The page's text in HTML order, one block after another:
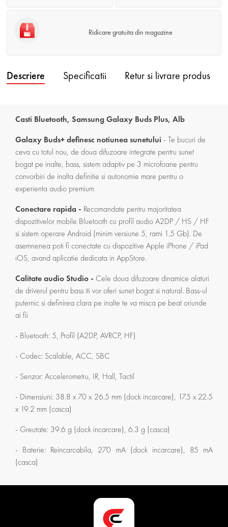
Ridicare gratuita din magazine
Descriere Specificatii Retur si livrare produs
Casti Bluetooth, Samsung Galaxy Buds Plus, Alb
Galaxy Buds+ definesc notiunea sunetului - Te bucuri de
ceva cu totul nou, de doua difuzoare integrate pentru sunet
bogat pe inalte, bass, sistem adaptiv pe 3 microfoane pentru
convorbiri de inalta definitie si autonomie mare pentru o
experienta audio premium
Conectare rapida - Recomandate pentru majoritatea
dispozitivelor mobile Bluetooth cu profil audio A2DP / HS / HF
si sistem operare Android (minim versiune 5, rami 1.5 Gb). De
asemnenea poti fi conectate cu dispozitive Apple iPhone / iPad
iOS, avand aplicatie dedicata in AppStore.
Calitate audio Studio - Cele doua difuzoare dinamice alaturi
de driverul pentru bass iti vor oferi sunet bogat si natural. Bass-ul
puternic si definirea clara pe inalte te va misca pe beat oriunde
ai fii
- Bluetooth: 5, Profil (A2DP, AVRCP, HF)
- Codec: Scalable, ACC, SBC
- Senzor: Accelerometru, IR, Hall, Tactil
- Dimensiuni: 38.8 x 70 x 26.5 mm (dock incarcare), 17.5 x 22.5
x 19.2 mm (casca)
- Greutate: 39.6 g (dock incarcare), 6.3 g (casca)
- Baterie: Reincarcabila, 270 mA (dock incarcare), 85 mA
(casca)